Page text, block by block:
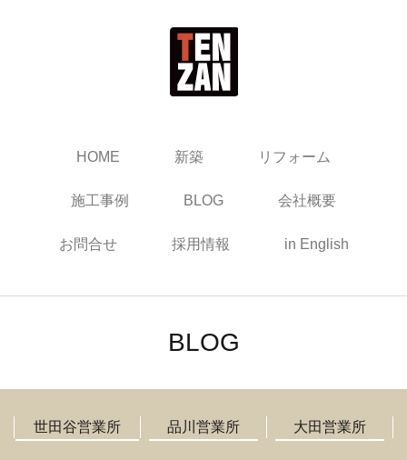
HOME 新築 リフォーム
施工事例 BLOG 会社概要
お問合せ 採用情報 in English
BLOG
世田谷営業所 品川営業所 大田営業所